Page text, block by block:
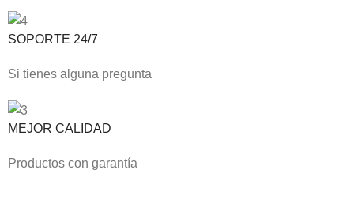
SOPORTE 24/7
Si tienes alguna pregunta
MEJOR CALIDAD
Productos con garantía